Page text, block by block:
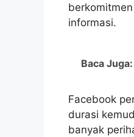
informasi.
Baca Juga:
Facebook
durasi
banyak